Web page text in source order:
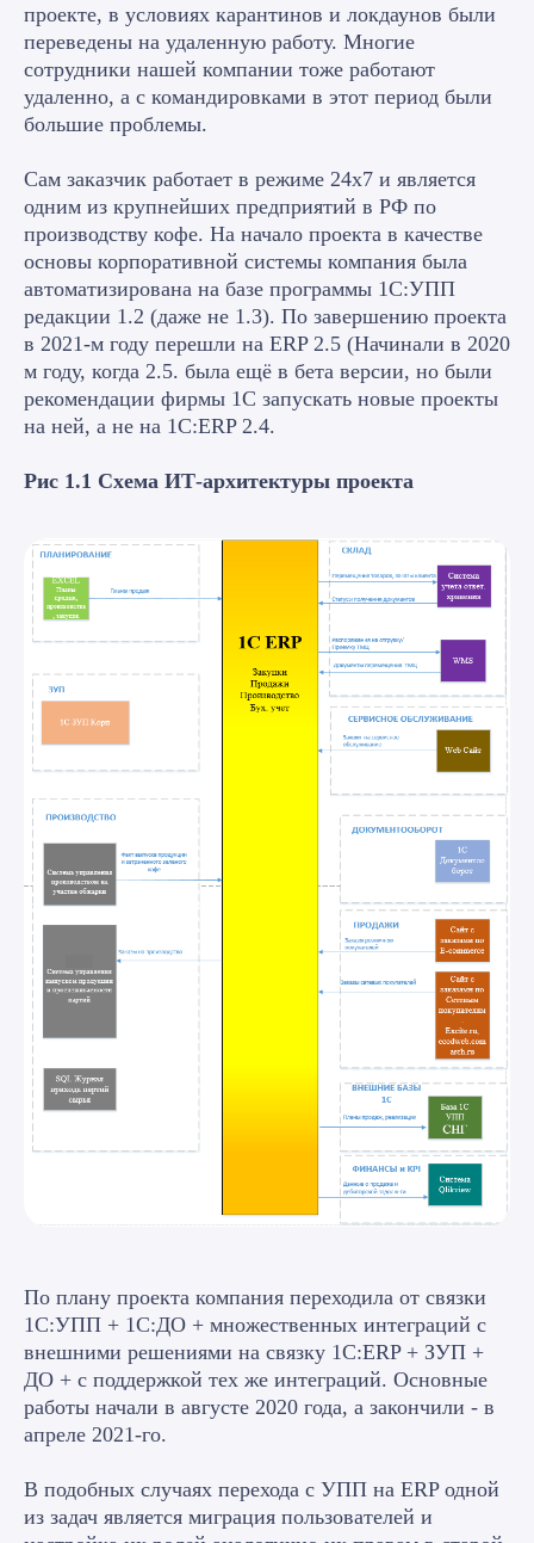
проекте, в условиях карантинов и локдаунов были
переведены на удаленную работу. Многие
сотрудники нашей компании тоже работают
удаленно, а с командировками в этот период были
большие проблемы.
Сам заказчик работает в режиме 24х7 и является
одним из крупнейших предприятий в РФ по
производству кофе. На начало проекта в качестве
основы корпоративной системы компания была
автоматизирована на базе программы 1С:УПП
редакции 1.2 (даже не 1.3). По завершению проекта
в 2021-м году перешли на ERP 2.5 (Начинали в 2020
м году, когда 2.5. была ещё в бета версии, но были
рекомендации фирмы 1С запускать новые проекты
на ней, а не на 1С:ERP 2.4.
Рис 1.1 Схема ИТ-архитектуры проекта
По плану проекта компания переходила от связки
1С:УПП + 1С:ДО + множественных интеграций с
внешними решениями на связку 1С:ERP + ЗУП +
ДО + с поддержкой тех же интеграций. Основные
работы начали в августе 2020 года, а закончили - в
апреле 2021-го.
В подобных случаях перехода с УПП на ERP одной
из задач является миграция пользователей и